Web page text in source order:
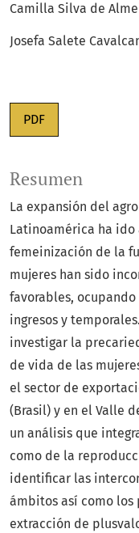
Camilla Silva de
Josefa Salete
PDF
Resumen
La expansión del
Latinoamérica ha
femeinización de la
mujeres han sido
favorables,
ingresos y
investigar la
de vida de las
el sector de
(Brasil) y en el Valle
un análisis que
como de la
identificar las
ámbitos así como los
extracción de